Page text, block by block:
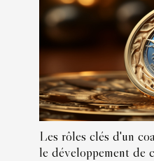
Les rôles clés d'un
le développement de